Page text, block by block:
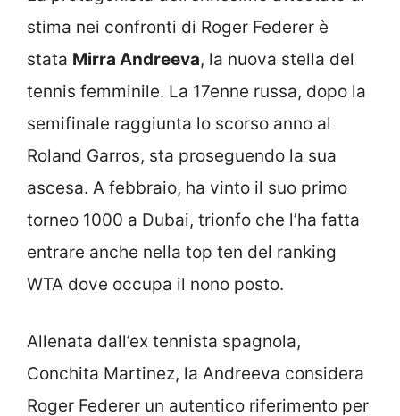
stima nei confronti di Roger Federer è
stata Mirra Andreeva, la nuova stella del
tennis femminile. La 17enne russa, dopo la
semifinale raggiunta lo scorso anno al
Roland Garros, sta proseguendo la sua
ascesa. A febbraio, ha vinto il suo primo
torneo 1000 a Dubai, trionfo che l’ha fatta
entrare anche nella top ten del ranking
WTA dove occupa il nono posto.
Allenata dall’ex tennista spagnola,
Conchita Martinez, la Andreeva considera
Roger Federer un autentico riferimento per